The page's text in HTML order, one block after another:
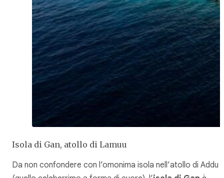
Isola di Gan, atollo di Lamuu
Da non confondere con l’omonima isola nell’atollo di Addu